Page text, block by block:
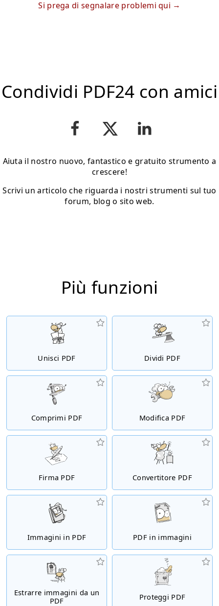
Si prega di segnalare problemi qui
Condividi PDF24 con amici
Aiuta il nostro nuovo, fantastico e gratuito strumento a
crescere!
Scrivi un articolo che riguarda i nostri strumenti sul tuo
forum, blog o sito web.
Più funzioni
Unisci PDF Dividi PDF
Comprimi PDF Modifica PDF
Firma PDF Convertitore PDF
Immagini in PDF PDF in immagini
Estrarre immagini da un
PDF
Proteggi PDF